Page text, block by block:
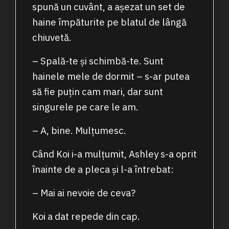
spună un cuvânt, a așezat un set de
haine împăturite pe blatul de lângă
chiuvetă.
– Spală-te și schimbă-te. Sunt
hainele mele de dormit – s-ar putea
să fie puțin cam mari, dar sunt
singurele pe care le am.
– A, bine. Mulțumesc.
Când Koi i-a mulțumit, Ashley s-a oprit
înainte de a pleca și l-a întrebat:
– Mai ai nevoie de ceva?
Koi a dat repede din cap.